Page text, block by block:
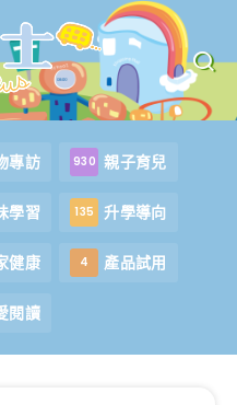
專訪 930 親子育兒
學習 135 升學導向
健康 4 產品試用
閱讀